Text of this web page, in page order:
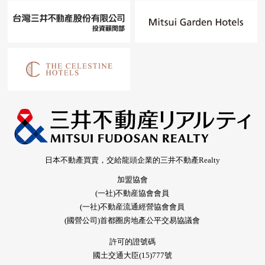
日本不動產買賣，交給龍頭企業的三井不動產Realty
加盟協會
(一社)不動産協會會員
(一社)不動産流通經營協會會員
(國營公司)首都圈房地產公平交易協議會
許可的證號碼
國土交通大臣(15)777號